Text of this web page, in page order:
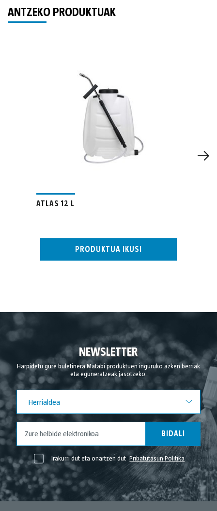
ANTZEKO PRODUKTUAK
ATLAS 12 L
PRODUKTUA IKUSI
NEWSLETTER
Harpidetu gure buletinera Matabi produktuen inguruko azken berriak
eta eguneratzeak jasotzeko.
Herrialdea
BIDALI
Irakurri dut eta onartzen dut Pribatutasun Politika